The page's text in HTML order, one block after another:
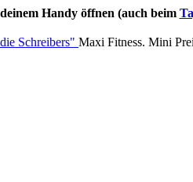
Handy öffnen (auch beim
Maxi Fitness. Mini